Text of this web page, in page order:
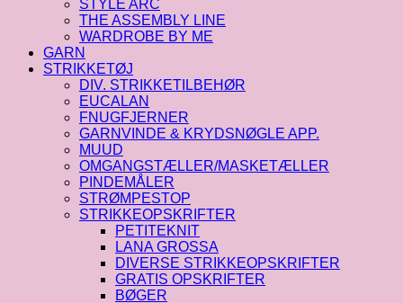
STYLE ARC
THE ASSEMBLY LINE
WARDROBE BY ME
GARN
STRIKKETØJ
DIV. STRIKKETILBEHØR
EUCALAN
FNUGFJERNER
GARNVINDE & KRYDSNØGLE APP.
MUUD
OMGANGSTÆLLER/MASKETÆLLER
PINDEMÅLER
STRØMPESTOP
STRIKKEOPSKRIFTER
PETITEKNIT
LANA GROSSA
DIVERSE STRIKKEOPSKRIFTER
GRATIS OPSKRIFTER
BØGER